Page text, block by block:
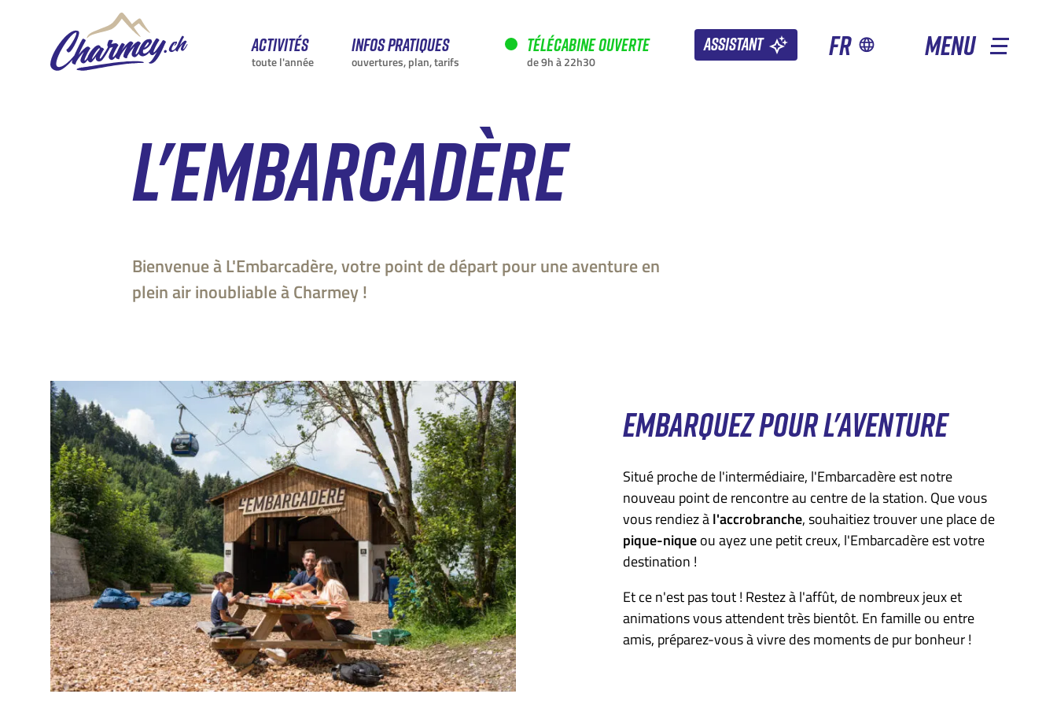
Activités
toute l'année
Infos pratiques
ouvertures, plan, tarifs
Télécabine ouverte
de 9h à 22h30
Assistant fr MENU
L'EMBARCADÈRE
Bienvenue à L'Embarcadère, votre point de départ pour une aventure en
plein air inoubliable à Charmey !
EMBARQUEZ POUR L'AVENTURE
Situé proche de l'intermédiaire, l'Embarcadère est notre
nouveau point de rencontre au centre de la station. Que vous
vous rendiez àl'accrobranche, souhaitiez trouver une place de
pique-niqueou ayez une petit creux, l'Embarcadère est votre
destination !
Et ce n'est pas tout ! Restez à l'affût, de nombreux jeux et
animations vous attendent très bientôt. En famille ou entre
amis, préparez-vous à vivre des moments de pur bonheur !